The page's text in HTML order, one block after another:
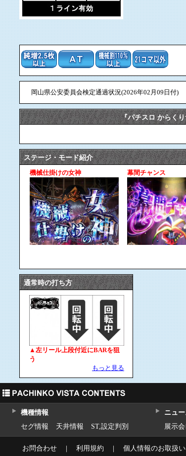
岡山県公安委員会検定通過状況(2026年02月09日付)
『パチスロ からくり
ステージ・モード紹介
機械仕掛けの女神
幕間チャンス
通常時の打ち方
▲左リール上段付近にBARを狙
う
もっと見る
機種情報
セグ情報
天井情報 ST,設定判別
ニュー
展示
お問合わせ ｜ 利用規約 ｜ 個人情報のお取扱